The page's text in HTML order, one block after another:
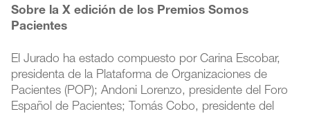
Sobre la X edición de los Premios Somos
Pacientes
El Jurado ha estado compuesto por Carina Escobar,
presidenta de la Plataforma de Organizaciones de
Pacientes (POP); Andoni Lorenzo, presidente del Foro
Español de Pacientes; Tomás Cobo, presidente del